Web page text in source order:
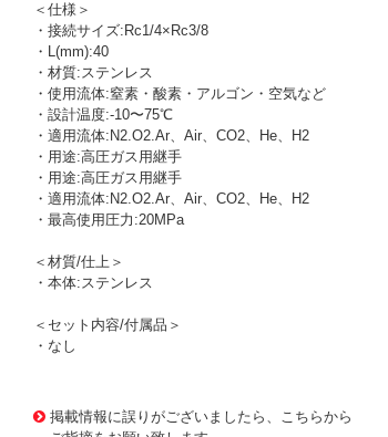
＜仕様＞
・接続サイズ:Rc1/4×Rc3/8
・L(mm):40
・材質:ステンレス
・使用流体:窒素・酸素・アルゴン・空気など
・設計温度:-10〜75℃
・適用流体:N2.O2.Ar、Air、CO2、He、H2
・用途:高圧ガス用継手
・用途:高圧ガス用継手
・適用流体:N2.O2.Ar、Air、CO2、He、H2
・最高使用圧力:20MPa
＜材質/仕上＞
・本体:ステンレス
＜セット内容/付属品＞
・なし
掲載情報に誤りがございましたら、こちらから